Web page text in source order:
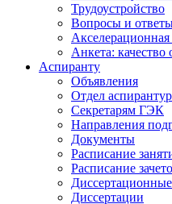
Трудоустройство
Вопросы и
Анкета: качество
Аспиранту
Объявления
Отдел
Секретарям ГЭК
Направления
Документы
Расписание
Расписание
Диссертации